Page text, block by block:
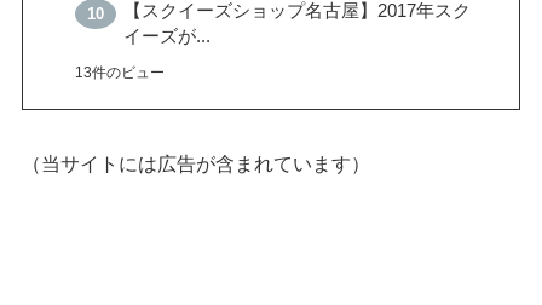
【スクイーズショップ名古屋】2017年スク
イーズが...
13件のビュー
（当サイトには広告が含まれています）